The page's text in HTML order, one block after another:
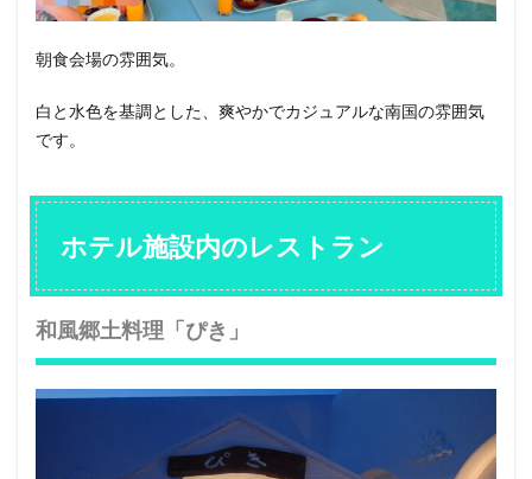
朝食会場の雰囲気。
白と水色を基調とした、爽やかでカジュアルな南国の雰囲気
です。
ホテル施設内のレストラン
和風郷土料理「ぴき」